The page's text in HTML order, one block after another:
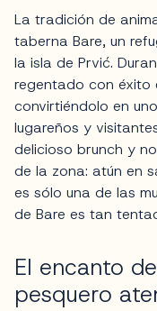
La tradición de
taberna Bare, un
la isla de Prvić.
regentado con éxito
convirtiéndolo en
lugareños y
delicioso brunch y
de la zona: atún en
es sólo una de las
de Bare es tan
El encanto
pesquero